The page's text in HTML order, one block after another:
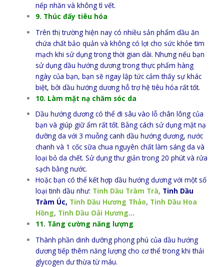
nếp nhăn và không tì vết.
9. Thúc đẩy tiêu hóa
Trên thị trường hiện nay có nhiều sản phẩm dầu ăn
chứa chất bảo quản và không có lợi cho sức khỏe tim
mạch khi sử dụng trong thời gian dài. Nhưng nếu bạn
sử dụng dầu hướng dương trong thực phẩm hàng
ngày của bạn, bạn sẽ ngay lập tức cảm thấy sự khác
biệt, bởi dầu hướng dương hỗ trợ hệ tiêu hóa rất tốt.
10. Làm mặt nạ chăm sóc da
Dầu hướng dương có thể đi sâu vào lỗ chân lông của
bạn và giúp giữ ẩm rất tốt. Bằng cách sử dụng mặt nạ
dưỡng da với 3 muỗng canh dầu hướng dương, nước
chanh và 1 cốc sữa chua nguyên chất làm sáng da và
loại bỏ da chết. Sử dụng thư giản trong 20 phút và rửa
sạch bằng nước.
Hoặc bạn có thể kết hợp dầu hướng dương với một số
loại tinh dầu như: Tinh Dầu Tràm Trà, Tinh Dầu
Tràm Úc, Tinh Dầu Hương Thảo, Tinh Dầu Hoa
Hồng, Tinh Dầu Oải Hương…
11. Tăng cường năng lượng
Thành phần dinh dưỡng phong phú của dầu hướng
dương tiếp thêm năng lượng cho cơ thể trong khi thải
glycogen dư thừa từ máu.